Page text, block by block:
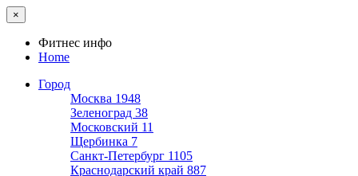
×
Фитнес инфо
Home
Город
Москва 1948
Зеленоград 38
Московский 11
Щербинка 7
Санкт-Петербург 1105
Краснодарский край 887